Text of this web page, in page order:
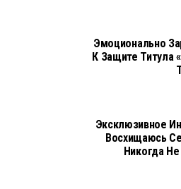
Эмоционально
К Защите Титула
Эксклюзивное
Восхищаюсь
Никогда